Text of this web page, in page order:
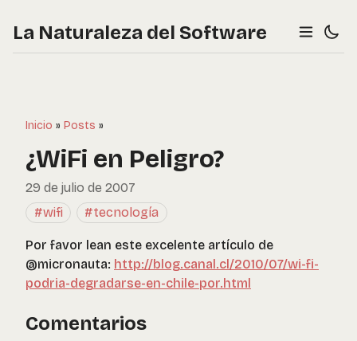
La Naturaleza del Software
Inicio » Posts »
¿WiFi en Peligro?
29 de julio de 2007
#wifi
#tecnología
Por favor lean este excelente artículo de
@micronauta: http://blog.canal.cl/2010/07/wi-fi-
podria-degradarse-en-chile-por.html
Comentarios